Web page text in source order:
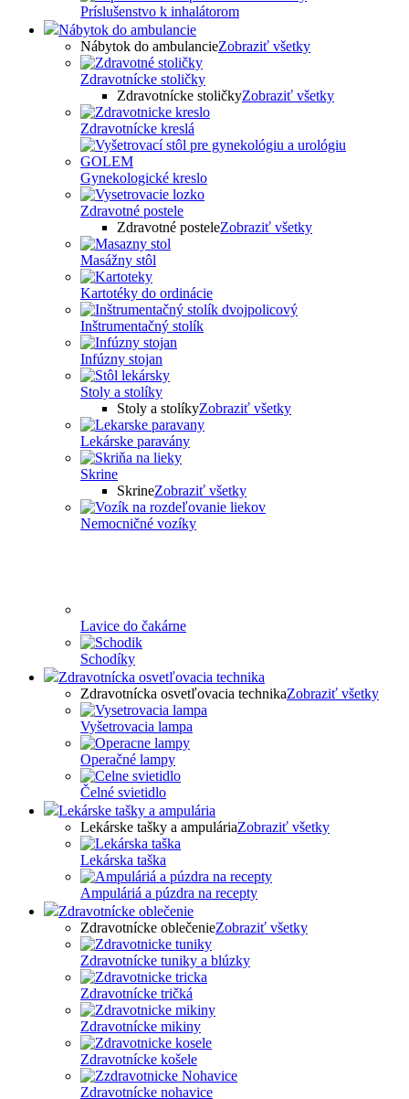
Príslušenstvo k inhalátorom
Nábytok do ambulancie
Nábytok do ambulancieZobraziť všetky
Zdravotnícke stoličky
Zdravotnícke stoličkyZobraziť všetky
Zdravotnícke kreslá
Gynekologické kreslo
Zdravotné postele
Zdravotné posteleZobraziť všetky
Masážny stôl
Kartotéky do ordinácie
Inštrumentačný stolík
Infúzny stojan
Stoly a stolíky
Stoly a stolíkyZobraziť všetky
Lekárske paravány
Skrine
SkrineZobraziť všetky
Nemocničné vozíky
Lavice do čakárne
Schodíky
Zdravotnícka osvetľovacia technika
Zdravotnícka osvetľovacia technikaZobraziť všetky
Vyšetrovacia lampa
Operačné lampy
Čelné svietidlo
Lekárske tašky a ampulária
Lekárske tašky a ampuláriaZobraziť všetky
Lekárska taška
Ampuláriá a púzdra na recepty
Zdravotnícke oblečenie
Zdravotnícke oblečenieZobraziť všetky
Zdravotnícke tuniky a blúzky
Zdravotnícke tričká
Zdravotnícke mikiny
Zdravotnícke košele
Zdravotnícke nohavice